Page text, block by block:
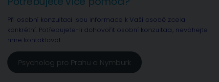
Při osobní konzultaci jsou informace k Vaší osobě zcela
konkrétní. Potřebujete-li dohovořit osobní konzultaci, neváhejte
mne kontaktovat.
Psycholog pro Prahu a Nymburk